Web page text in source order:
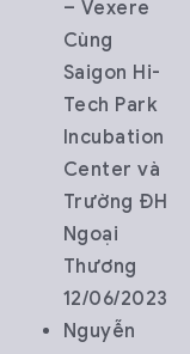
– Vexere
Cùng
Saigon Hi-
Tech Park
Incubation
Center và
Trường ĐH
Ngoại
Thương
12/06/2023
Nguyễn